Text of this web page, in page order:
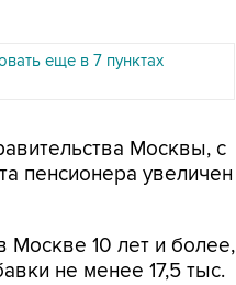
еще в 7 пунктах
Москвы, с
пенсионера увеличен
10 лет и более,
не менее 17,5 тыс.